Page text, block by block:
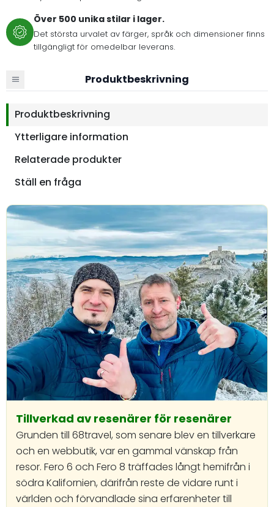
Över 500 unika stilar i lager.
Det största urvalet av färger, språk och dimensioner finns
tillgängligt för omedelbar leverans.
Produktbeskrivning
Produktbeskrivning
Ytterligare information
Relaterade produkter
Ställ en fråga
Tillverkad av resenärer för resenärer
Grunden till 68travel, som senare blev en tillverkare
och en webbutik, var en gammal vänskap från
resor. Fero 6 och Fero 8 träffades långt hemifrån i
södra Kalifornien, därifrån reste de vidare runt i
världen och förvandlade sina erfarenheter till